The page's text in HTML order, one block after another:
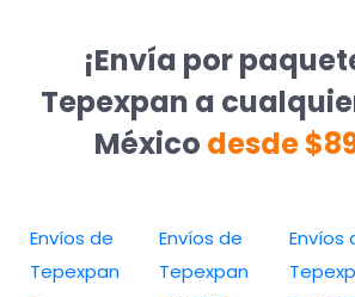
¡Envía por
Tepexpan a
México desde
Envíos de
Tepexpan
Envíos de
Tepexpan
Envíos